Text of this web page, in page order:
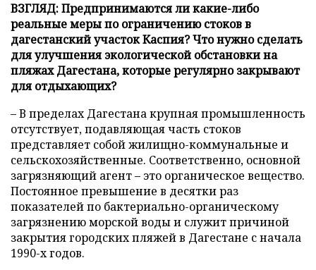
ВЗГЛЯД: Предпринимаются ли какие-либо
реальные меры по ограничению стоков в
дагестанский участок Каспия? Что нужно сделать
для улучшения экологической обстановки на
пляжах Дагестана, которые регулярно закрывают
для отдыхающих?
– В пределах Дагестана крупная промышленность
отсутствует, подавляющая часть стоков
представляет собой жилищно-коммунальные и
сельскохозяйственные. Соответственно, основной
загрязняющий агент – это органическое вещество.
Постоянное превышение в десятки раз
показателей по бактериально-органическому
загрязнению морской воды и служит причиной
закрытия городских пляжей в Дагестане с начала
1990-х годов.